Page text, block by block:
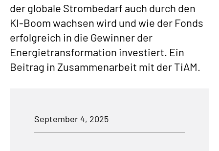
der globale Strombedarf auch durch den
KI-Boom wachsen wird und wie der Fonds
erfolgreich in die Gewinner der
Energietransformation investiert. Ein
Beitrag in Zusammenarbeit mit der TiAM.
September 4, 2025